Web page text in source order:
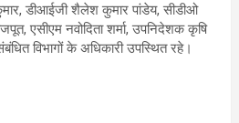
डीआईजी शैलेश कुमार पांडेय, सीडीओ
एसीएम नवोदिता शर्मा, उपनिदेशक कृषि
विभागों के अधिकारी उपस्थित रहे।